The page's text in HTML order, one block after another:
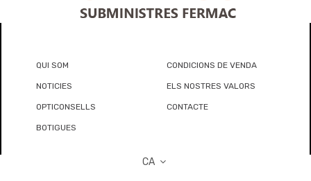
QUI SOM CONDICIONS DE VENDA
NOTICIES ELS NOSTRES VALORS
OPTICONSELLS CONTACTE
BOTIGUES
CA